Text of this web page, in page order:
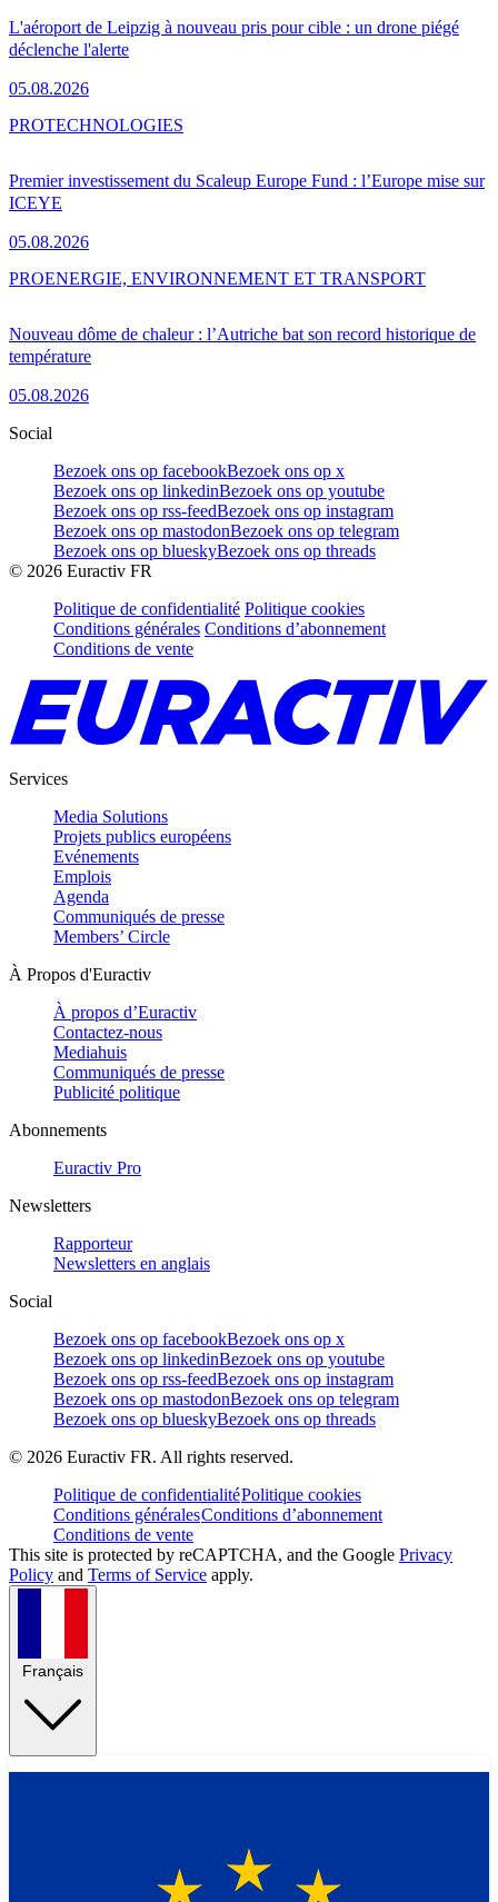
L'aéroport de Leipzig à nouveau pris pour cible : un drone piégé
déclenche l'alerte
05.08.2026
Premier investissement du Scaleup Europe Fund : l’Europe mise sur
ICEYE
05.08.2026
PROTECHNOLOGIES
Nouveau dôme de chaleur : l’Autriche bat son record historique de
température
05.08.2026
PROENERGIE, ENVIRONNEMENT ET TRANSPORT
Social
Bezoek ons op facebookBezoek ons op x
Bezoek ons op linkedinBezoek ons op youtube
Bezoek ons op rss-feedBezoek ons op instagram
Bezoek ons op mastodonBezoek ons op telegram
Bezoek ons op blueskyBezoek ons op threads
© 2026 Euractiv FR
Politique de confidentialité Politique cookies
Conditions générales Conditions d’abonnement
Conditions de vente
Services
Media Solutions
Projets publics européens
Evénements
Emplois
Agenda
Communiqués de presse
Members’ Circle
À Propos d'Euractiv
À propos d’Euractiv
Contactez-nous
Mediahuis
Communiqués de presse
Publicité politique
Abonnements
Euractiv Pro
Newsletters
Rapporteur
Newsletters en anglais
Social
Bezoek ons op facebookBezoek ons op x
Bezoek ons op linkedinBezoek ons op youtube
Bezoek ons op rss-feedBezoek ons op instagram
Bezoek ons op mastodonBezoek ons op telegram
Bezoek ons op blueskyBezoek ons op threads
© 2026 Euractiv FR. All rights reserved.
Politique de confidentialitéPolitique cookies
Conditions généralesConditions d’abonnement
Conditions de vente
This site is protected by reCAPTCHA, and the Google Privacy
Policy and Terms of Service apply.
Français